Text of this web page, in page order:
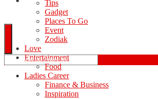
Tips
Gadget
Places To Go
Event
Zodiak
Love
Entertainment
Food
Ladies Career
Finance & Business
Inspiration